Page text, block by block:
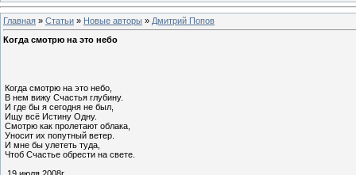
Главная » Статьи » Новые авторы » Дмитрий Попов
Когда смотрю на это небо
Когда смотрю на это небо,
В нем вижу Счастья глубину.
И где бы я сегодня не был,
Ищу всё Истину Одну.
Смотрю как пролетают облака,
Уносит их попутный ветер.
И мне бы улететь туда,
Чтоб Счастье обрести на свете.